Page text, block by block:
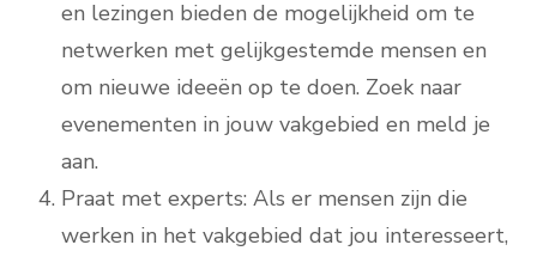
en lezingen bieden de mogelijkheid om te
netwerken met gelijkgestemde mensen en
om nieuwe ideeën op te doen. Zoek naar
evenementen in jouw vakgebied en meld je
aan.
Praat met experts: Als er mensen zijn die
werken in het vakgebied dat jou interesseert,